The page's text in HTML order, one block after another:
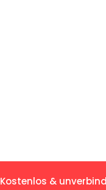
Kostenlos &